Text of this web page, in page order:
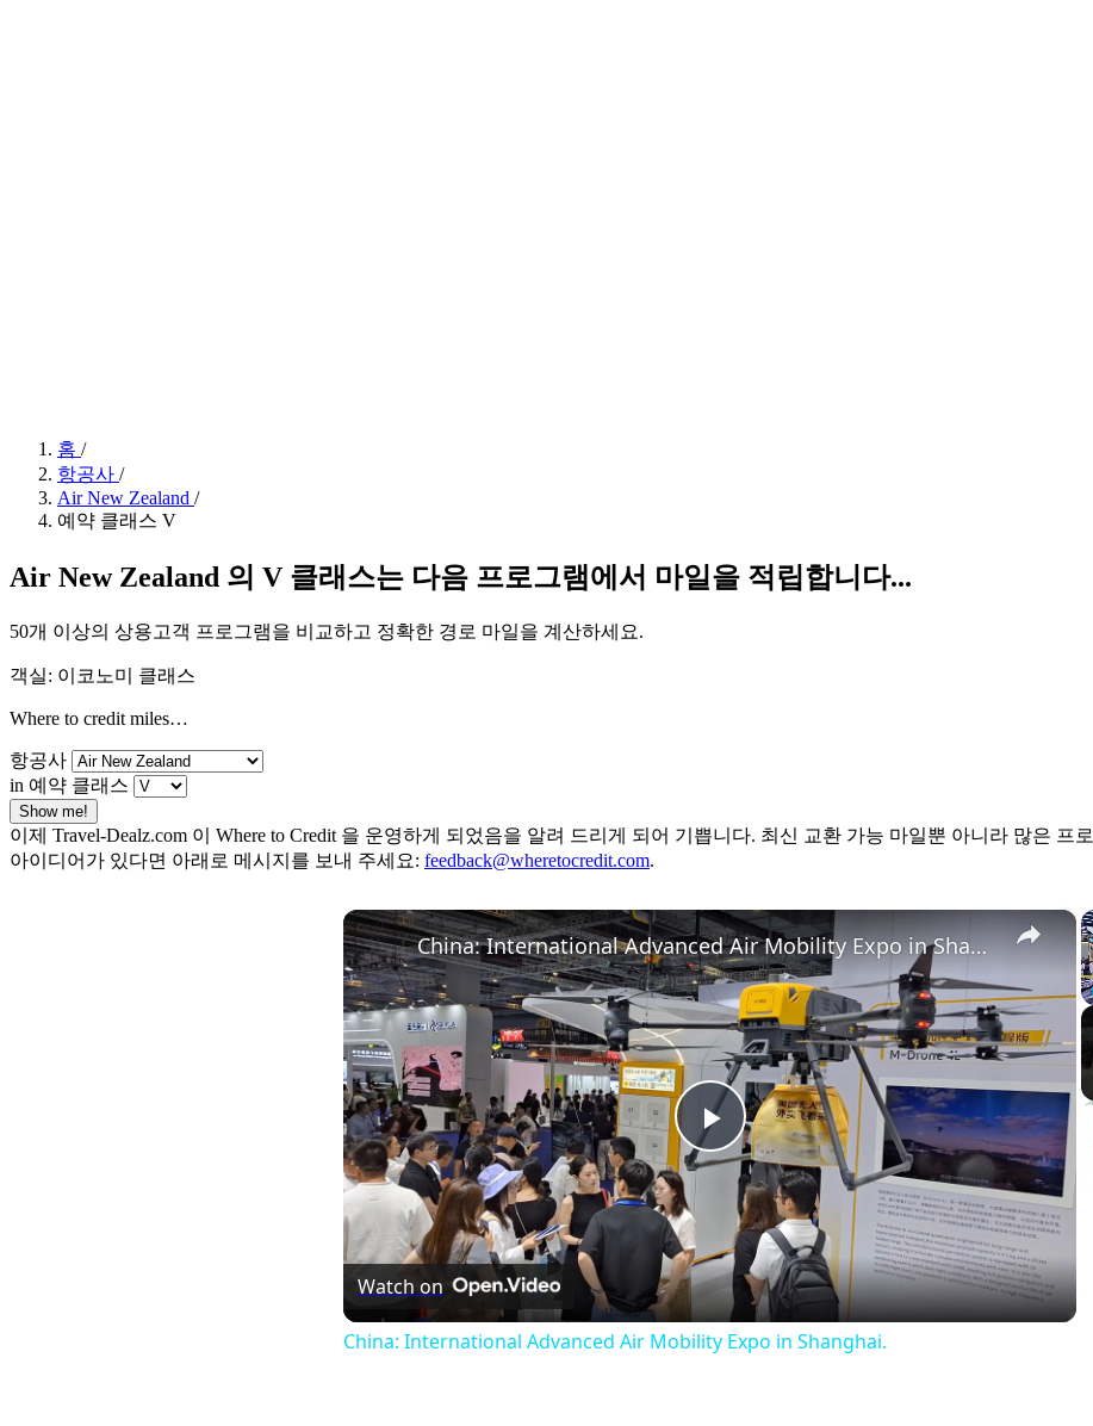
홈 /
항공사 /
Air New Zealand /
예약 클래스 V
Air New Zealand 의 V 클래스는 다음 프로그램에서 마일을 적립합니다...
50개 이상의 상용고객 프로그램을 비교하고 정확한 경로 마일을 계산하세요.
객실: 이코노미 클래스
Where to credit miles…
항공사
in 예약 클래스
Show me!
이제 Travel-Dealz.com 이 Where to Credit 을 운영하게 되었음을 알려 드리게 되어 기쁩니다. 최신 교환 가능 마일뿐 아니라 많은
아이디어가 있다면 아래로 메시지를 보내 주세요: feedback@wheretocredit.com.
×
Play
Video
China: International Advanced Air Mobility Expo in Shanghai.
Watch on
China: International Advanced Air Mobility Expo in Shanghai.